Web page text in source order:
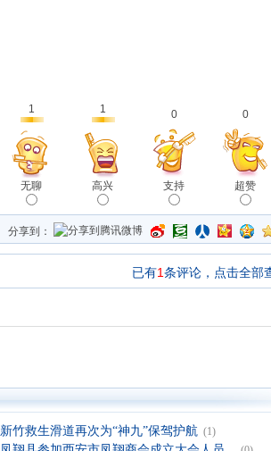
1
无聊
1
高兴
0
支持
0
超赞
分享到：
新竹救生滑道再次为“神九”保驾护航 (1)